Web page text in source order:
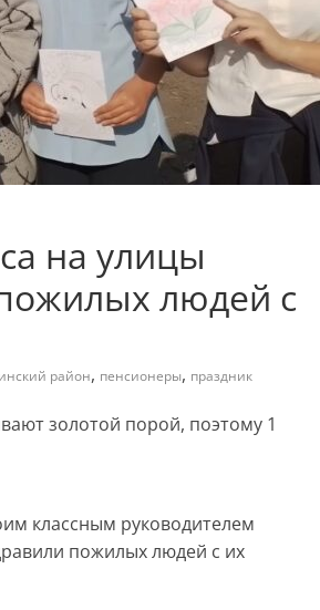
на улицы
людей с
район, пенсионеры, праздник
золотой порой, поэтому 1
классным руководителем
пожилых людей с их